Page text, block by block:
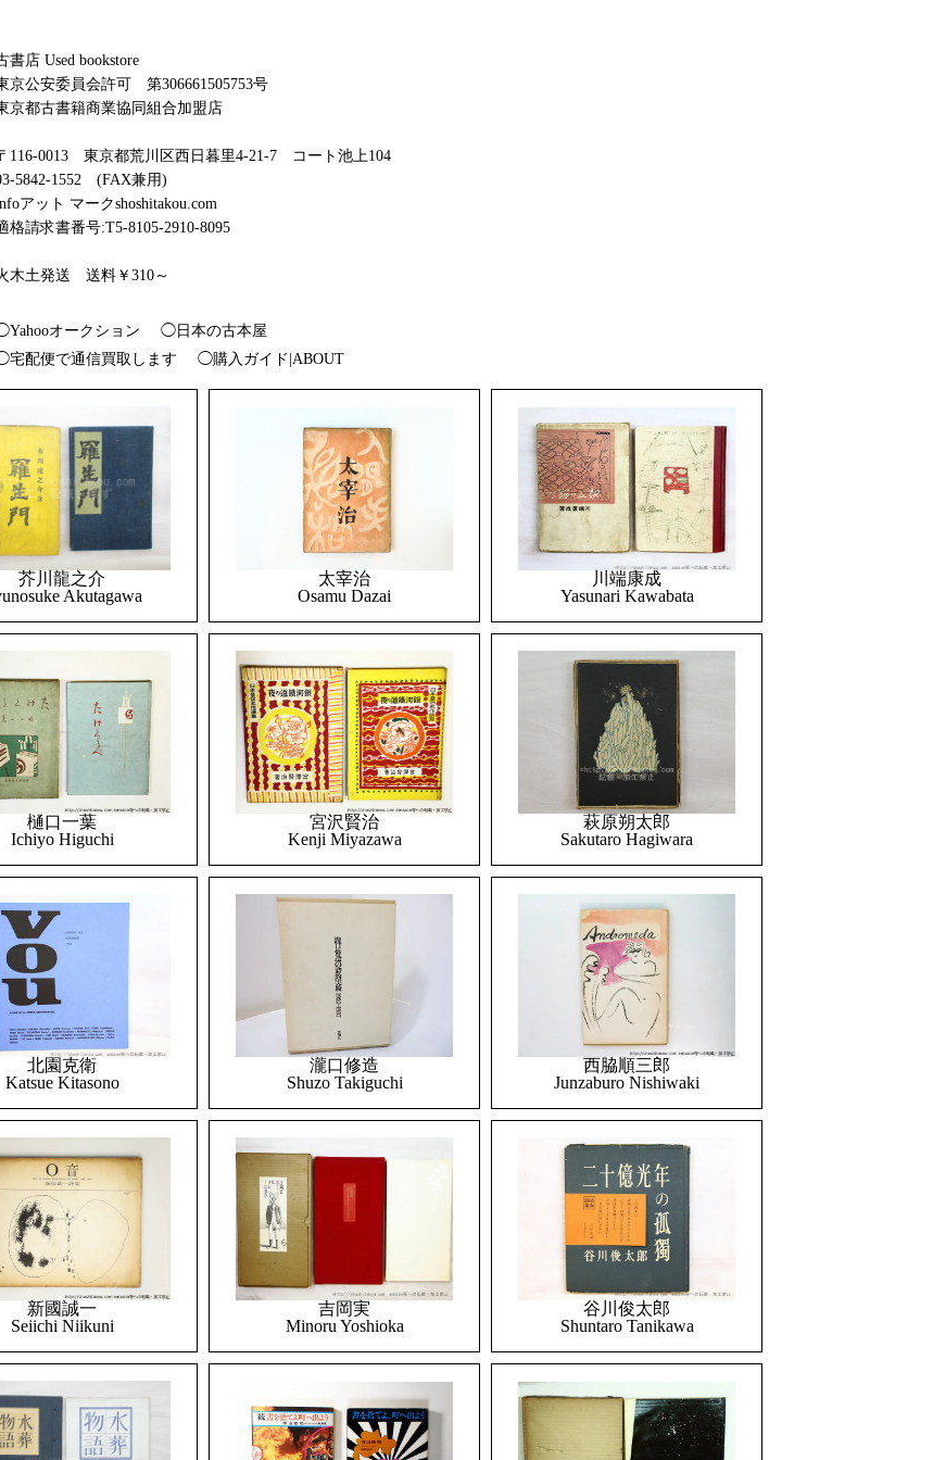
書店 Used bookstore
京公安委員会許可 第306661505753号
京都古書籍商業協同組合加盟店
116-0013 東京都荒川区西日暮里4-21-7 コート池上104
5842-1552 (FAX兼用)
アット マークshoshitakou.com
格請求書番号:T5-8105-2910-8095
木土発送 送料￥310～
オークション
◯日本の古本屋
宅配便で通信買取します
◯購入ガイド|ABOUT
芥川龍之介
Akutagawa
太宰治
Osamu Dazai
川端康成
Yasunari Kawabata
樋口一葉
Ichiyo Higuchi
宮沢賢治
Kenji Miyazawa
萩原朔太郎
Sakutaro Hagiwara
北園克衛
Katsue Kitasono
瀧口修造
Shuzo Takiguchi
西脇順三郎
Junzaburo Nishiwaki
新國誠一
Seiichi Niikuni
吉岡実
Minoru Yoshioka
谷川俊太郎
Shuntaro Tanikawa